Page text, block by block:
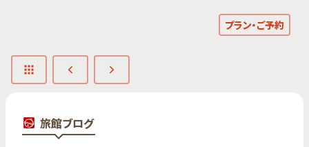
プラン・ご予約
旅館ブログ